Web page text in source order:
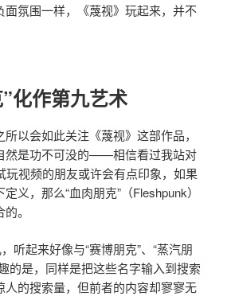
氛围一样，
《蔑视》玩起来，并不
化作第九艺术
以会如此关注《蔑视》这部作品，
然是功不可没的——相信看过我站对
玩视频的朋友或许会有点印象，如果
义，那么“血肉朋克”（Fleshpunk）
。
听起来好像与“赛博朋克”、“蒸汽朋
的是，同样是把这些名字输入到搜索
人的搜索量，但前者的内容却寥寥无